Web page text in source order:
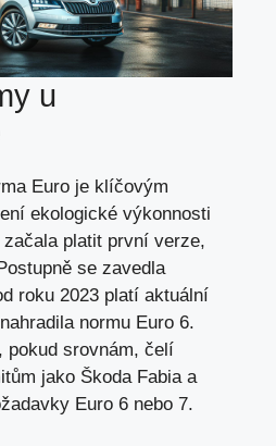
u
Euro je klíčovým
ekologické výkonnosti
platit první verze,
se zavedla
roku 2023 platí aktuální
normu Euro 6.
pokud srovnám, čelí
jako Škoda Fabia a
Euro 6 nebo 7.